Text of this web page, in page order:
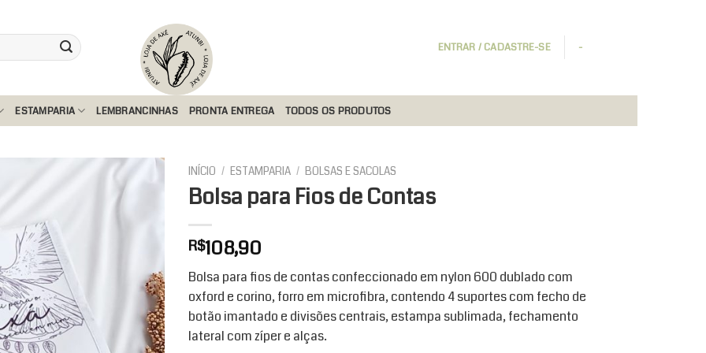
ENTRAR / CADASTRE-SE -
ESTAMPARIA LEMBRANCINHAS PRONTA ENTREGA TODOS OS PRODUTOS
INÍCIO / ESTAMPARIA / BOLSAS E SACOLAS
Bolsa para Fios de Contas
R$108,90
Bolsa para fios de contas confeccionado em nylon 600 dublado com
oxford e corino, forro em microfibra, contendo 4 suportes com fecho de
botão imantado e divisões centrais, estampa sublimada, fechamento
lateral com zíper e alças.